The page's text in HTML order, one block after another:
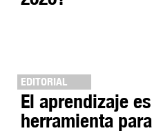
EDITORIAL
El aprendizaje
herramienta